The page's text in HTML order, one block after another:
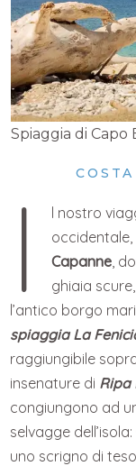
Spiaggia di Capo
I
l nostro
Capanne,
ghiaia scure,
l’antico borgo
spiaggia La
raggiungibile
insenature di Ripa
congiungono ad
selvagge dell’isola:
uno scrigno di